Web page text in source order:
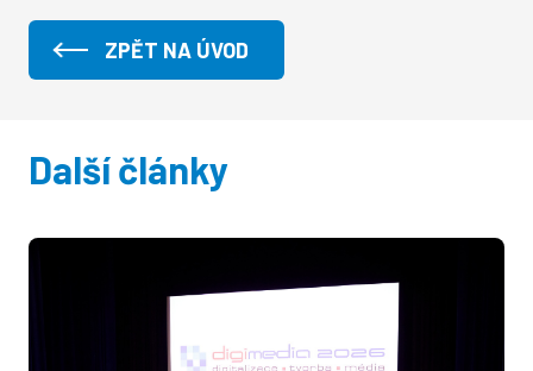
ZPĚT NA ÚVOD
Další články